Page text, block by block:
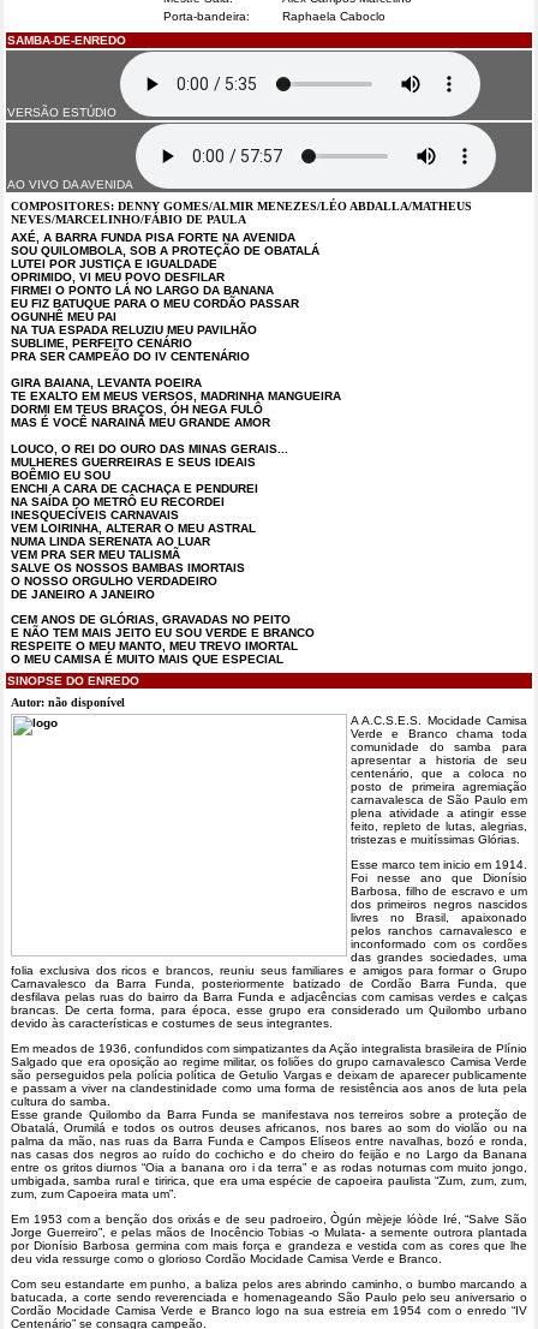
Porta-bandeira:
Raphaela Caboclo
SAMBA-DE-ENREDO
VERSÃO ESTÚDIO
AO VIVO DA AVENIDA
COMPOSITORES: DENNY GOMES/ALMIR MENEZES/LÉO ABDALLA/MATHEUS
NEVES/MARCELINHO/FÁBIO DE PAULA
AXÉ, A BARRA FUNDA PISA FORTE NA AVENIDA
SOU QUILOMBOLA, SOB A PROTEÇÃO DE OBATALÁ
LUTEI POR JUSTIÇA E IGUALDADE
OPRIMIDO, VI MEU POVO DESFILAR
FIRMEI O PONTO LÁ NO LARGO DA BANANA
EU FIZ BATUQUE PARA O MEU CORDÃO PASSAR
OGUNHÊ MEU PAI
NA TUA ESPADA RELUZIU MEU PAVILHÃO
SUBLIME, PERFEITO CENÁRIO
PRA SER CAMPEÃO DO IV CENTENÁRIO
GIRA BAIANA, LEVANTA POEIRA
TE EXALTO EM MEUS VERSOS, MADRINHA MANGUEIRA
DORMI EM TEUS BRAÇOS, ÓH NEGA FULÔ
MAS É VOCÊ NARAINÃ MEU GRANDE AMOR
LOUCO, O REI DO OURO DAS MINAS GERAIS...
MULHERES GUERREIRAS E SEUS IDEAIS
BOÊMIO EU SOU
ENCHI A CARA DE CACHAÇA E PENDUREI
NA SAÍDA DO METRÔ EU RECORDEI
INESQUECÍVEIS CARNAVAIS
VEM LOIRINHA, ALTERAR O MEU ASTRAL
NUMA LINDA SERENATA AO LUAR
VEM PRA SER MEU TALISMÃ
SALVE OS NOSSOS BAMBAS IMORTAIS
O NOSSO ORGULHO VERDADEIRO
DE JANEIRO A JANEIRO
CEM ANOS DE GLÓRIAS, GRAVADAS NO PEITO
E NÃO TEM MAIS JEITO EU SOU VERDE E BRANCO
RESPEITE O MEU MANTO, MEU TREVO IMORTAL
O MEU CAMISA É MUITO MAIS QUE ESPECIAL
SINOPSE DO ENREDO
Autor: não disponível
A A.C.S.E.S. Mocidade Camisa
Verde e Branco chama toda
comunidade do samba para
apresentar a historia de seu
centenário, que a coloca no
posto de primeira agremiação
carnavalesca de São Paulo em
plena atividade a atingir esse
feito, repleto de lutas, alegrias,
tristezas e muitíssimas Glórias.
Esse marco tem inicio em 1914.
Foi nesse ano que Dionísio
Barbosa, filho de escravo e um
dos primeiros negros nascidos
livres no Brasil, apaixonado
pelos ranchos carnavalesco e
inconformado com os cordões
das grandes sociedades, uma
folia exclusiva dos ricos e brancos, reuniu seus familiares e amigos para formar o Grupo
Carnavalesco da Barra Funda, posteriormente batizado de Cordão Barra Funda, que
desfilava pelas ruas do bairro da Barra Funda e adjacências com camisas verdes e calças
brancas. De certa forma, para época, esse grupo era considerado um Quilombo urbano
devido às características e costumes de seus integrantes.
Em meados de 1936, confundidos com simpatizantes da Ação integralista brasileira de Plínio
Salgado que era oposição ao regime militar, os foliões do grupo carnavalesco Camisa Verde
são perseguidos pela polícia política de Getulio Vargas e deixam de aparecer publicamente
e passam a viver na clandestinidade como uma forma de resistência aos anos de luta pela
cultura do samba.
Esse grande Quilombo da Barra Funda se manifestava nos terreiros sobre a proteção de
Obatalá, Orumilá e todos os outros deuses africanos, nos bares ao som do violão ou na
palma da mão, nas ruas da Barra Funda e Campos Elíseos entre navalhas, bozó e ronda,
nas casas dos negros ao ruído do cochicho e do cheiro do feijão e no Largo da Banana
entre os gritos diurnos “Oia a banana oro i da terra” e as rodas noturnas com muito jongo,
umbigada, samba rural e tiririca, que era uma espécie de capoeira paulista “Zum, zum, zum,
zum, zum Capoeira mata um”.
Em 1953 com a benção dos orixás e de seu padroeiro, Ògún mèjeje lóòde Iré, “Salve São
Jorge Guerreiro”, e pelas mãos de Inocêncio Tobias -o Mulata- a semente outrora plantada
por Dionísio Barbosa germina com mais força e grandeza e vestida com as cores que lhe
deu vida ressurge como o glorioso Cordão Mocidade Camisa Verde e Branco.
Com seu estandarte em punho, a baliza pelos ares abrindo caminho, o bumbo marcando a
batucada, a corte sendo reverenciada e homenageando São Paulo pelo seu aniversario o
Cordão Mocidade Camisa Verde e Branco logo na sua estreia em 1954 com o enredo “IV
Centenário” se consagra campeão.